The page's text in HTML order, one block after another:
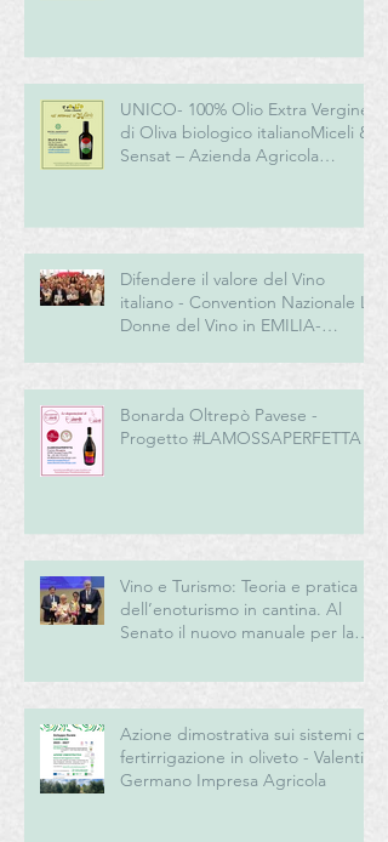
UNICO- 100% Olio Extra Vergine
di Oliva biologico italianoMiceli &
Sensat – Azienda Agricola
Difendere il valore del Vino
italiano - Convention Nazionale Le
Donne del Vino in EMILIA-
Bonarda Oltrepò Pavese -
Progetto #LAMOSSAPERFETTA
Vino e Turismo: Teoria e pratica
dell’enoturismo in cantina. Al
Senato il nuovo manuale per la
del vino italiano
Azione dimostrativa sui sistemi di
fertirrigazione in oliveto - Valentini
Germano Impresa Agricola